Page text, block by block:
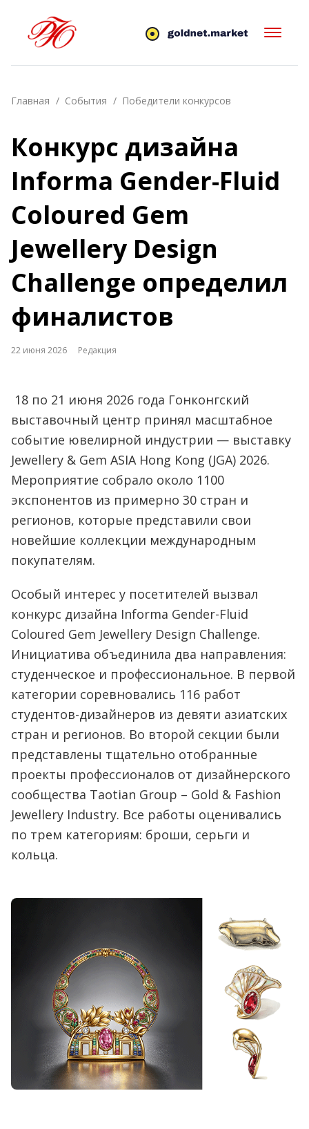
Главная События Победители конкурсов
Конкурс дизайна
Informa Gender-Fluid
Coloured Gem
Jewellery Design
Challenge определил
финалистов
22 июня 2026 Редакция
18 по 21 июня 2026 года Гонконгский
выставочный центр принял масштабное
событие ювелирной индустрии — выставку
Jewellery & Gem ASIA Hong Kong (JGA) 2026.
Мероприятие собрало около 1100
экспонентов из примерно 30 стран и
регионов, которые представили свои
новейшие коллекции международным
покупателям.
Особый интерес у посетителей вызвал
конкурс дизайна Informa Gender-Fluid
Coloured Gem Jewellery Design Challenge.
Инициатива объединила два направления:
студенческое и профессиональное. В первой
категории соревновались 116 работ
студентов-дизайнеров из девяти азиатских
стран и регионов. Во второй секции были
представлены тщательно отобранные
проекты профессионалов от дизайнерского
сообщества Taotian Group – Gold & Fashion
Jewellery Industry. Все работы оценивались
по трем категориям: броши, серьги и
кольца.